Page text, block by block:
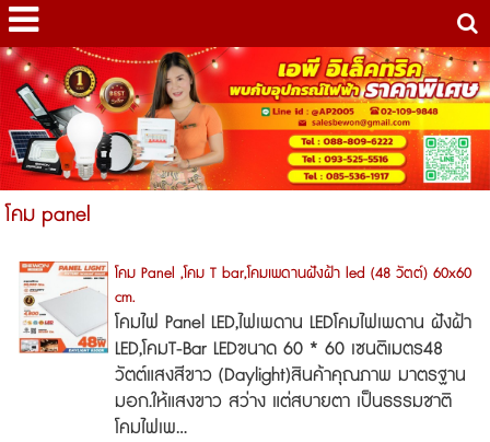
โคม panel
โคม Panel ,โคม T bar,โคมเพดานฝังฝ้า led (48 วัตต์) 60x60
cm.
โคมไฟ Panel LED,ไฟเพดาน LEDโคมไฟเพดาน ฝังฝ้า
LED,โคมT-Bar LEDขนาด 60 * 60 เซนติเมตร48
วัตต์แสงสีขาว (Daylight)สินค้าคุณภาพ มาตรฐาน
มอก.ให้แสงขาว สว่าง แต่สบายตา เป็นธรรมชาติ
โคมไฟเพ...